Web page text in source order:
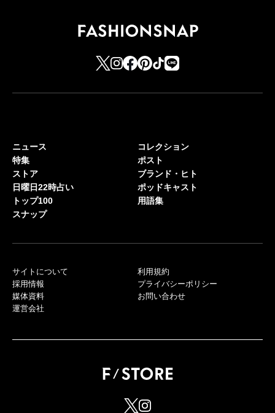
ニュース
特集
ストア
日曜日22時占い
トップ100
スナップ
コレクション
ポスト
ブランド・ヒト
ポッドキャスト
用語集
サイトについて
採用情報
媒体資料
運営会社
利用規約
プライバシーポリシー
お問い合わせ